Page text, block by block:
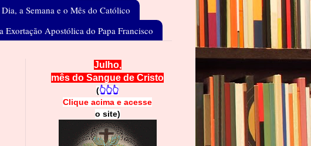
a Semana e o Mês do Católico
Exortação Apostólica do Papa Francisco
Julho,
mês do Sangue de Cristo
(👆👆👆
Clique acima e acesse
o site)